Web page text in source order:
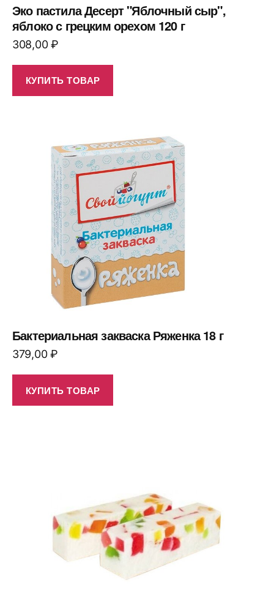
Эко пастила Десерт "Яблочный сыр",
яблоко с грецким орехом 120 г
308,00₽
КУПИТЬ ТОВАР
Бактериальная закваска Ряженка 18 г
379,00₽
КУПИТЬ ТОВАР